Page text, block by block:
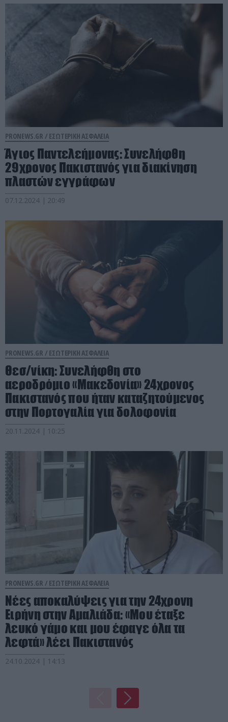
PRONEWS.GR / ΕΣΩΤΕΡΙΚΗ ΑΣΦΑΛΕΙΑ
Άγιος Παντελεήμονας: Συνελήφθη
29χρονος Πακιστανός για διακίνηση
πλαστών εγγράφων
07.12.2024 | 20:49
PRONEWS.GR / ΕΣΩΤΕΡΙΚΗ ΑΣΦΑΛΕΙΑ
Θεσ/νίκη: Συνελήφθη στο
αεροδρόμιο «Μακεδονία» 24χρονος
Πακιστανός που ήταν καταζητούμενος
στην Πορτογαλία για δολοφονία
20.11.2024 | 10:25
PRONEWS.GR / ΕΣΩΤΕΡΙΚΗ ΑΣΦΑΛΕΙΑ
Νέες αποκαλύψεις για την 24χρονη
Ειρήνη στην Αμαλιάδα: «Μου έταξε
λευκό γάμο και μου έφαγε όλα τα
λεφτά» λέει Πακιστανός
24.10.2024 | 14:13